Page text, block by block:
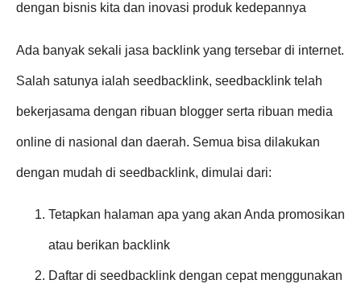
dengan bisnis kita dan inovasi produk kedepannya
Ada banyak sekali jasa backlink yang tersebar di internet.
Salah satunya ialah seedbacklink, seedbacklink telah
bekerjasama dengan ribuan blogger serta ribuan media
online di nasional dan daerah. Semua bisa dilakukan
dengan mudah di seedbacklink, dimulai dari:
Tetapkan halaman apa yang akan Anda promosikan
atau berikan backlink
Daftar di seedbacklink dengan cepat menggunakan